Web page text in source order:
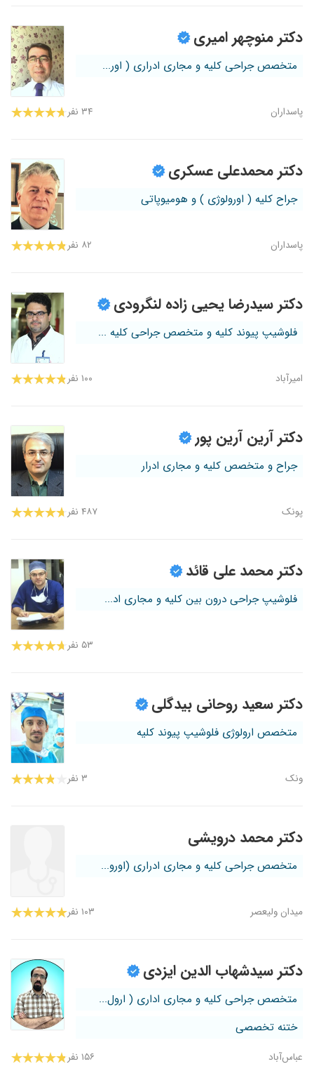
دکتر منوچهر امیری
متخصص جراحی کلیه و مجاری ادراری ( اور...
پاسداران ۳۴ نفر
دکتر محمدعلی عسکری
جراح کلیه ( اورولوژی ) و هومیوپاتی
پاسداران ۸۲ نفر
دکتر سیدرضا یحیی زاده لنگرودی
فلوشیپ پیوند کلیه و متخصص جراحی کلیه ...
امیرآباد ۱۰۰ نفر
دکتر آرین آرین پور
جراح و متخصص کلیه و مجاری ادرار
پونک ۴۸۷ نفر
دکتر محمد علی قائد
فلوشیپ جراحی درون بین کلیه و مجاری اد...
۵۳ نفر
دکتر سعید روحانی بیدگلی
متخصص ارولوژی فلوشیپ پیوند کلیه
ونک ۳ نفر
دکتر محمد درویشی
متخصص جراحی کلیه و مجاری ادراری (اورو...
میدان ولیعصر ۱۰۳ نفر
دکتر سیدشهاب الدین ایزدی
متخصص جراحی کلیه و مجاری اداری ( ارول...
ختنه تخصصی
عباس‌آباد ۱۵۶ نفر